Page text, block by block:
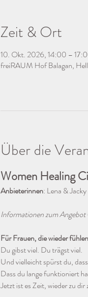
Zeit & Ort
10. Okt. 2026, 14:00 –
freiRAUM Hof Balagan,
Über die
Women Healing
Anbieterinnen: Lena & Jacky
Informationen zum
Für Frauen, die wieder
Du gibst viel. Du trägst viel.
Und vielleicht spürst du,
Dass du lange funktioniert
Jetzt ist es Zeit, wieder zu